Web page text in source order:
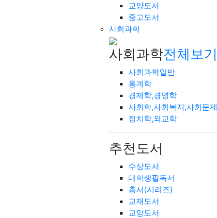
교양도서
중고도서
사회과학
사회과학전체보
사회과학일반
통계학
경제학,경영학
사회학,사회복지,사회문제
정치학,외교학
추천도서
수상도서
대학생필독서
총서(시리즈)
교재도서
교양도서